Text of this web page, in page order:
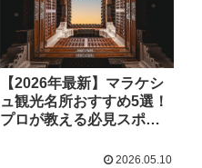
【2026年最新】マラケシ
ュ観光名所おすすめ5選！
プロが教える必見スポッ
2026.05.10